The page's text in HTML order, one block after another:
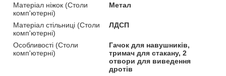
Матеріал ніжок (Столи
комп'ютерні)
Метал
Матеріал стільниці (Столи
комп'ютерні)
ЛДСП
Особливості (Столи
комп'ютерні)
Гачок для навушників,
тримач для стакану, 2
отвори для виведення
дротів